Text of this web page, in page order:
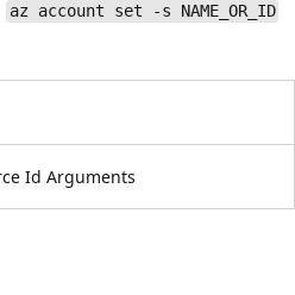
az account set -s NAME_OR_ID
Id Arguments